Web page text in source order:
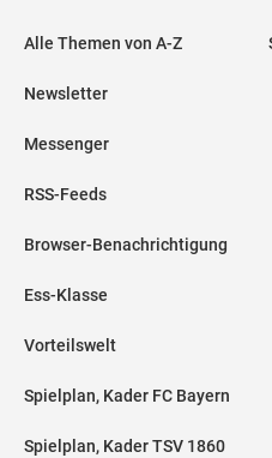
Alle Themen von A-Z
Newsletter
Messenger
RSS-Feeds
Browser-Benachrichtigung
Ess-Klasse
Vorteilswelt
Spielplan, Kader FC Bayern
Spielplan, Kader TSV 1860